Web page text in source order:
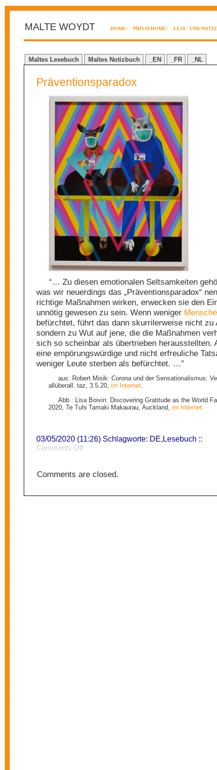
MALTE WOYDT HOME: PRIVATHOME: LESE- UND
Maltes Lesebuch Maltes Notizbuch _EN _FR _NL
Präventionsparadox
“… Zu diesen emotionalen Seltsamkeiten
was wir neuerdings das „Präventionsparadox“
richtige Maßnahmen ­wirken, erwecken sie den
unnötig ­gewesen zu sein. Wenn weniger
befürchtet, führt das dann skurrilerweise nicht zu
sondern zu Wut auf jene, die die Maßnahmen
sich so scheinbar als übertrieben herausstellten.
eine ­empörungswürdige und nicht erfreuliche
weniger Leute sterben als befürchtet. …”
aus: Robert Misik: Corona und der Sensationalismus:
allüberall. taz, 3.5.20, im Internet.
Abb.: Lisa Boivin: Discovering Gratitude as the World
2020, Te Tuhi Tamaki Makaurau, Auckland, im Internet.
03/05/2020 (11:26) Schlagworte: DE,Lesebuch ::
Comments Offon
Comments are closed.